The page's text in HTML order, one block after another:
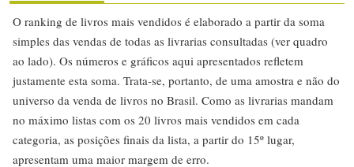
O ranking de livros mais vendidos é elaborado a partir da soma
simples das vendas de todas as livrarias consultadas (ver quadro
ao lado). Os números e gráficos aqui apresentados refletem
justamente esta soma. Trata-se, portanto, de uma amostra e não do
universo da venda de livros no Brasil. Como as livrarias mandam
no máximo listas com os 20 livros mais vendidos em cada
categoria, as posições finais da lista, a partir do 15º lugar,
apresentam uma maior margem de erro.